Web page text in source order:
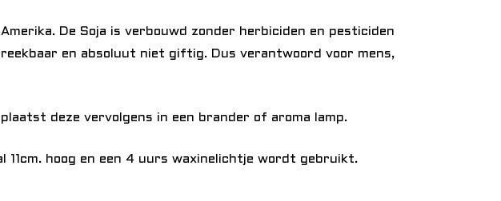
De Soja is verbouwd zonder herbiciden en pesticiden
en absoluut niet giftig. Dus verantwoord voor mens,
deze vervolgens in een brander of aroma lamp.
hoog en een 4 uurs waxinelichtje wordt gebruikt.